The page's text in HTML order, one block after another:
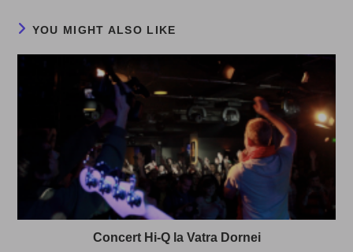
YOU MIGHT ALSO LIKE
Concert Hi-Q la Vatra Dornei